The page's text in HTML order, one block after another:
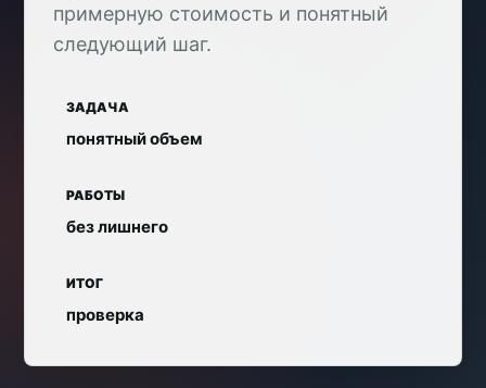
примерную стоимость и понятный
следующий шаг.
ЗАДАЧА
понятный объем
РАБОТЫ
без лишнего
ИТОГ
проверка